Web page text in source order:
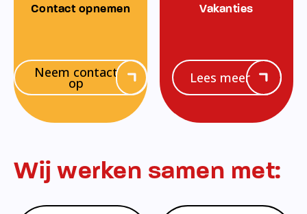
Contact opnemen
Neem contact
op
Vakanties
Lees meer
Wij werken samen met: